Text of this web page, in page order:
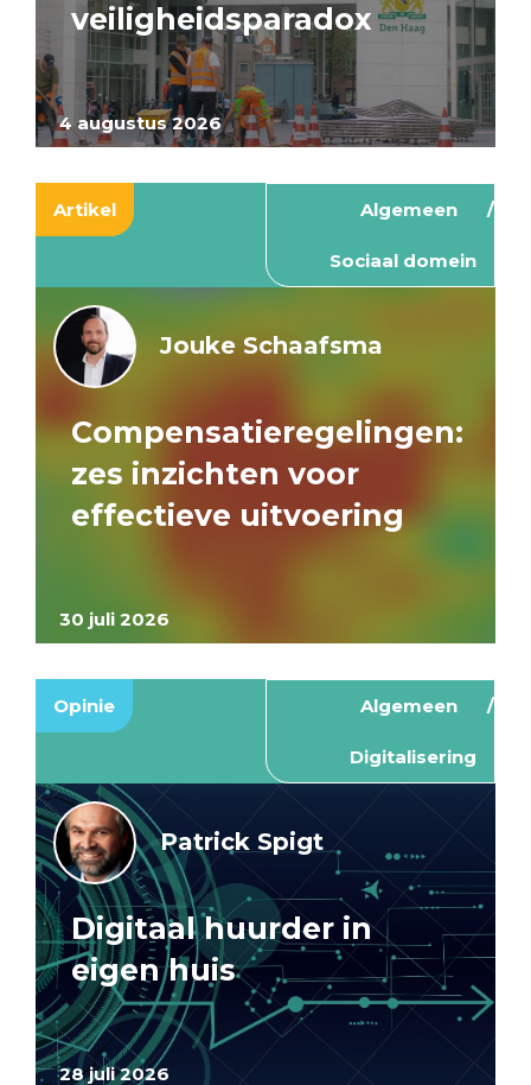
4 augustus 2026
veiligheidsparadox
Artikel Algemeen
Sociaal domein
30 juli 2026
Jouke Schaafsma
Compensatieregelingen:
zes inzichten voor
effectieve uitvoering
Opinie Algemeen
Digitalisering
28 juli 2026
Patrick Spigt
Digitaal huurder in
eigen huis